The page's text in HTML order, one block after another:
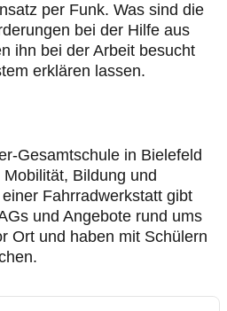
per Funk. Was sind die
bei der Hilfe aus
ihn bei der Arbeit besucht
erklären lassen.
Gesamtschule in Bielefeld
Bildung und
Fahrradwerkstatt gibt
und Angebote rund ums
Ort und haben mit Schülern